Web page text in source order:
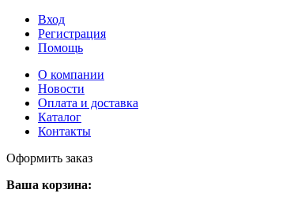
Вход
Регистрация
Помощь
О компании
Новости
Оплата и доставка
Каталог
Контакты
Оформить заказ
Ваша корзина: